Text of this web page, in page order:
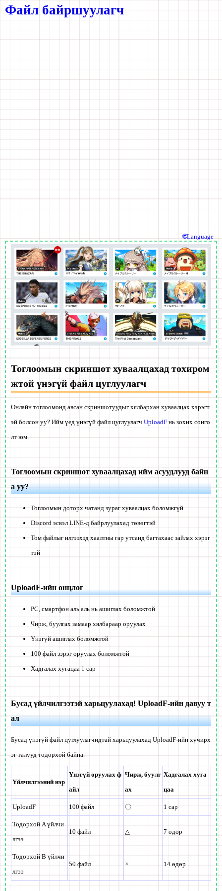
Файл байршуулагч
Тоглоомын скриншот хуваалцахад тохиром
жтой үнэгүй файл цуглуулагч
Онлайн тоглоомонд авсан скриншотуудыг хялбархан хуваалцах хэрэгт
эй болсон уу? Ийм үед үнэгүй файл цуглуулагч UploadF нь зохих сонго
лт юм.
Тоглоомын скриншот хуваалцахад ийм асуудлууд байн
а уу?
Тоглоомын доторх чатанд зураг хуваалцах боломжгүй
Discord эсвэл LINE-д байрлуулахад төвөгтэй
Том файлыг илгээхэд хаалтны гар утсанд багтахаас зайлах хэрэг
тэй
UploadF-ийн онцлог
PC, смартфон аль аль нь ашиглах боломжтой
Чирж, буулгах замаар хялбараар оруулах
Үнэгүй ашиглах боломжтой
100 файл зэрэг оруулах боломжтой
Хадгалах хугацаа 1 сар
Бусад үйлчилгээтэй харьцуулахад! UploadF-ийн давуу т
ал
Бусад үнэгүй файл цуглуулагчидтай харьцуулахад UploadF-ийн хүчирх
эг талууд тодорхой байна.
Үйлчилгээний нэр
Үнэгүй оруулах ф
айл
Чирж, буулг
ах
Хадгалах хуга
цаа
UploadF 100 файл 〇 1 сар
Тодорхой A үйлчи
лгээ
10 файл △ 7 өдөр
Тодорхой B үйлчи
лгээ
50 файл × 14 өдөр
🌐Language